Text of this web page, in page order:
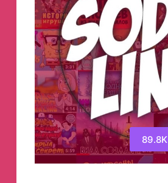
89.8K